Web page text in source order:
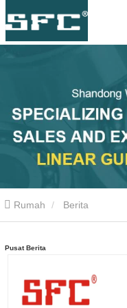
Rumah Berita
Pusat Berita